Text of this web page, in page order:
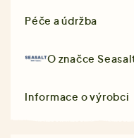
Péče a údržba
O značce
Informace o výrobci